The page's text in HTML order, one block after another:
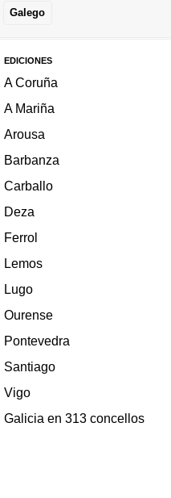
Galego
EDICIONES
A Coruña
A Mariña
Arousa
Barbanza
Carballo
Deza
Ferrol
Lemos
Lugo
Ourense
Pontevedra
Santiago
Vigo
Galicia en 313 concellos